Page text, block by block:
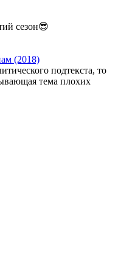
сезон😎
(2018)
подтекста, то
тема плохих